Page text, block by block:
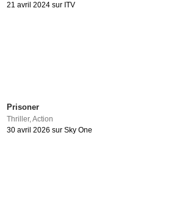
21 avril 2024 sur ITV
Prisoner
Thriller,Action
30 avril 2026 sur Sky One